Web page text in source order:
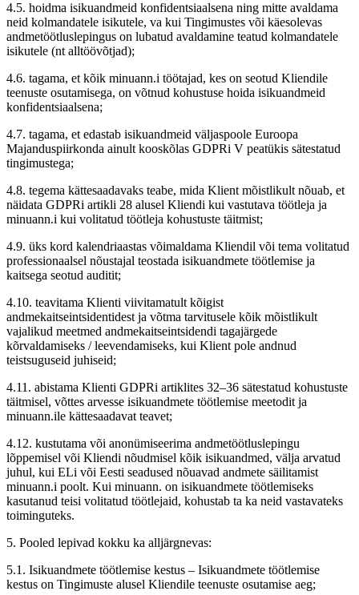
4.5. hoidma isikuandmeid konfidentsiaalsena ning mitte avaldama
neid kolmandatele isikutele, va kui Tingimustes või käesolevas
andmetöötluslepingus on lubatud avaldamine teatud kolmandatele
isikutele (nt alltöövõtjad);
4.6. tagama, et kõik minuann.i töötajad, kes on seotud Kliendile
teenuste osutamisega, on võtnud kohustuse hoida isikuandmeid
konfidentsiaalsena;
4.7. tagama, et edastab isikuandmeid väljaspoole Euroopa
Majanduspiirkonda ainult kooskõlas GDPRi V peatükis sätestatud
tingimustega;
4.8. tegema kättesaadavaks teabe, mida Klient mõistlikult nõuab, et
näidata GDPRi artikli 28 alusel Kliendi kui vastutava töötleja ja
minuann.i kui volitatud töötleja kohustuste täitmist;
4.9. üks kord kalendriaastas võimaldama Kliendil või tema volitatud
professionaalsel nõustajal teostada isikuandmete töötlemise ja
kaitsega seotud auditit;
4.10. teavitama Klienti viivitamatult kõigist
andmekaitseintsidentidest ja võtma tarvitusele kõik mõistlikult
vajalikud meetmed andmekaitseintsidendi tagajärgede
kõrvaldamiseks / leevendamiseks, kui Klient pole andnud
teistsuguseid juhiseid;
4.11. abistama Klienti GDPRi artiklites 32–36 sätestatud kohustuste
täitmisel, võttes arvesse isikuandmete töötlemise meetodit ja
minuann.ile kättesaadavat teavet;
4.12. kustutama või anonümiseerima andmetöötluslepingu
lõppemisel või Kliendi nõudmisel kõik isikuandmed, välja arvatud
juhul, kui ELi või Eesti seadused nõuavad andmete säilitamist
minuann.i poolt. Kui minuann. on isikuandmete töötlemiseks
kasutanud teisi volitatud töötlejaid, kohustab ta ka neid vastavateks
toiminguteks.
5. Pooled lepivad kokku ka alljärgnevas:
5.1. Isikuandmete töötlemise kestus – Isikuandmete töötlemise
kestus on Tingimuste alusel Kliendile teenuste osutamise aeg;